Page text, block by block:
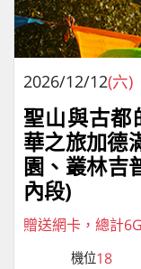
2026/12/12(六)
聖山與古都
華之旅加德
園、叢林吉
內段)
贈送網卡，總計
機位18